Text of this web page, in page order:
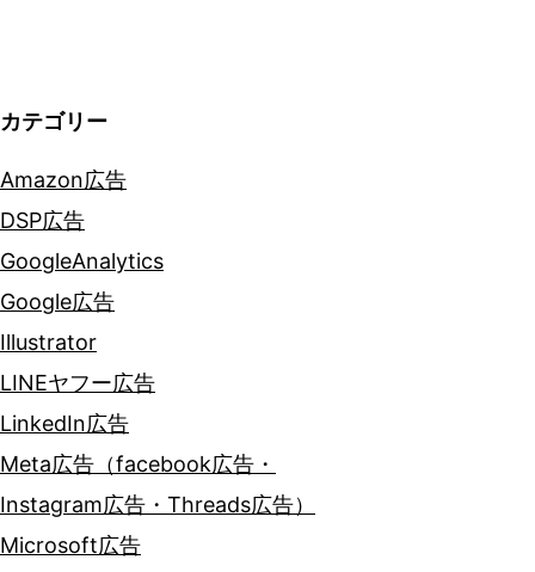
カテゴリー
Amazon広告
DSP広告
GoogleAnalytics
Google広告
Illustrator
LINEヤフー広告
LinkedIn広告
Meta広告（facebook広告・
Instagram広告・Threads広告）
Microsoft広告